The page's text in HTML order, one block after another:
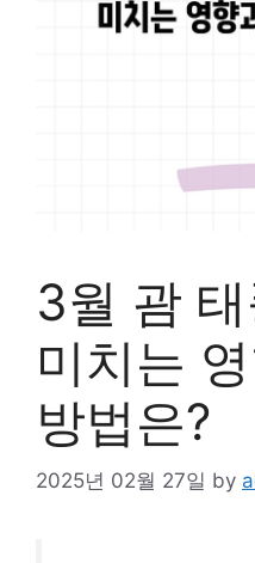
3월 괌
미치는
방법은?
2025년 02월 27일 by